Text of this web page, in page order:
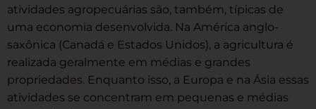
atividades agropecuárias são, também, típicas de
uma economia desenvolvida. Na América anglo-
saxônica (Canadá e Estados Unidos), a agricultura é
realizada geralmente em médias e grandes
propriedades. Enquanto isso, a Europa e na Ásia essas
atividades se concentram em pequenas e médias